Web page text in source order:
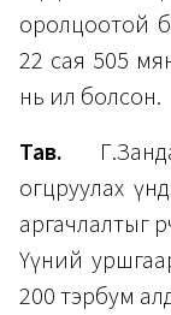
оролцоотой
22 сая 505
нь ил болсон.
Тав.
огцруулах
аргачлалтыг
Үүний уршгаар
200 тэрбум